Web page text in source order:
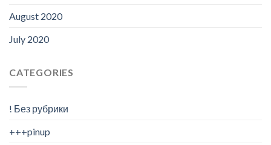
August 2020
July 2020
CATEGORIES
! Без рубрики
+++pinup